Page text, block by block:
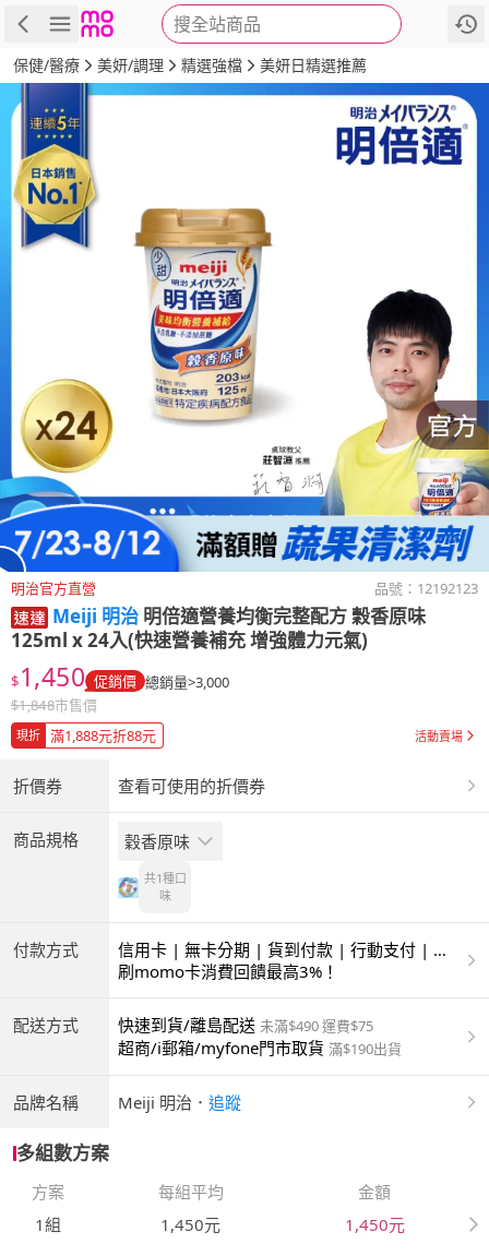
搜全站商品
商品 評價 詳情
保健/醫療 美妍/調理 精選強檔 美妍日精選推薦
明治官方直營 品號： 12192123
Meiji 明治 明倍適營養均衡完整配方 穀香原味
125ml x 24入(快速營養補充 增強體力元氣)
$1,450 促銷價 總銷量>3,000
$1,848市售價
現折 滿1,888元折88元 活動賣場
折價券 查看可使用的折價券
商品規格 穀香原味
共1種口
味
付款方式
信用卡 | 無卡分期 | 貨到付款 | 行動支付 | 超
商付款 | ATM | 銀聯卡
刷momo卡消費回饋最高3%！
配送方式 快速到貨/離島配送 未滿$490 運費$75
超商/i郵箱/myfone門市取貨 滿$190出貨
品牌名稱 Meiji 明治 ． 追蹤
多組數方案
方案 每組平均
金額
1組
1,450元
1,450元